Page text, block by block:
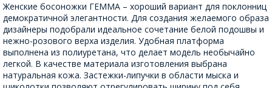
Женские босоножки ГЕММА – хороший вариант для поклонниц
демократичной элегантности. Для создания желаемого образа
дизайнеры подобрали идеальное сочетание белой подошвы и
нежно-розового верха изделия. Удобная платформа
выполнена из полиуретана, что делает модель необычайно
легкой. В качестве материала изготовления выбрана
натуральная кожа. Застежки-липучки в области мыска и